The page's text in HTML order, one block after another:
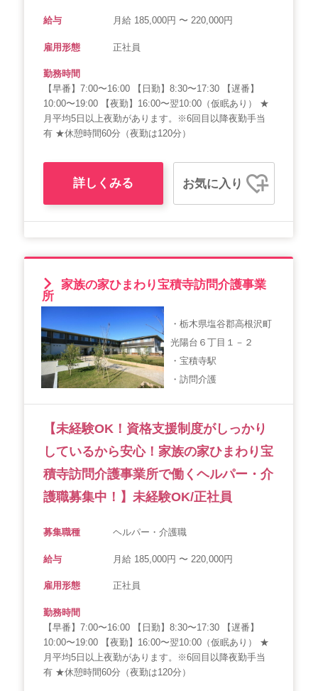
給与 月給 185,000円 〜 220,000円
雇用形態 正社員
勤務時間
【早番】7:00〜16:00 【日勤】8:30〜17:30 【遅番】
10:00〜19:00 【夜勤】16:00〜翌10:00（仮眠あり） ★
月平均5日以上夜勤があります。※6回目以降夜勤手当
有 ★休憩時間60分（夜勤は120分）
詳しくみる お気に入り
家族の家ひまわり宝積寺訪問介護事業
所
・栃木県塩谷郡高根沢町
光陽台６丁目１－２
・宝積寺駅
・訪問介護
【未経験OK！資格支援制度がしっかり
しているから安心！家族の家ひまわり宝
積寺訪問介護事業所で働くヘルパー・介
護職募集中！】未経験OK/正社員
募集職種 ヘルパー・介護職
給与 月給 185,000円 〜 220,000円
雇用形態 正社員
勤務時間
【早番】7:00〜16:00 【日勤】8:30〜17:30 【遅番】
10:00〜19:00 【夜勤】16:00〜翌10:00（仮眠あり） ★
月平均5日以上夜勤があります。※6回目以降夜勤手当
有 ★休憩時間60分（夜勤は120分）